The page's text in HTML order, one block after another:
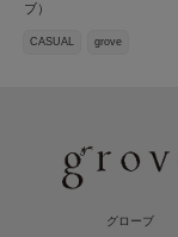
ブ）
CASUAL grove
グローブ